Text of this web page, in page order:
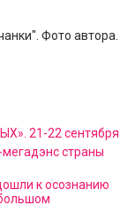
Фото автора.
21-22 сентября
страны
к осознанию